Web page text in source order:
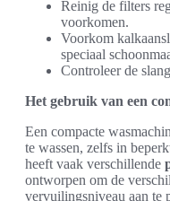
Reinig de filters
voorkomen.
Voorkom
speciaal
Controleer de
Het gebruik van een
Een compacte
te wassen, zelfs in
heeft vaak verschillende
ontworpen om de
vervuilingsniveau aan te